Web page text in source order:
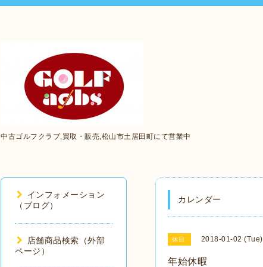
中古ゴルフクラブ,買取・販売,松山市土居田町にて営業中
カレンダー
休日 2018-01-02 (Tue)
年始休暇
インフォメーション
（ブログ）
店舗商品検索（外部
ページ）